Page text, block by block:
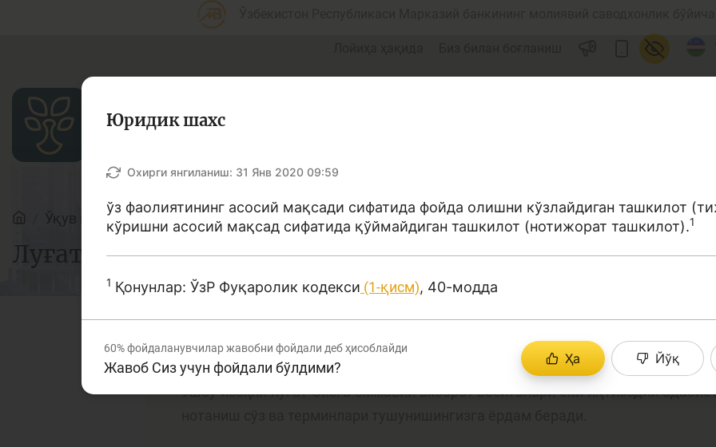
Мақолалар
Банк агентлари учун Пул Ислом молияси
Депозит (омонатлар) Кредит Бюджет
Ўқув қўлланмалар Луғат
Луғат
Ушбу луғатда банк ва молия соҳасига оид терминларнинг аниқ
Ушбу изоҳли луғат Сизга оммавий ахборот воситалари ёки иқтисодий
Юридик шахс
Охирги янгиланиш: 31 Янв 2020 09:59
ўз фаолиятининг асосий мақсади сифатида фойда олишни кўзлайдиган ташкилот
кўришни асосий мақсад сифатида қўймайдиган ташкилот (нотижорат ташкилот).1
1 Қонунлар: ЎзР Фуқаролик кодекси (1-қисм), 40-модда
60%фойдаланувчилар жавобни фойдали деб ҳисоблайди
Жавоб Сиз учун фойдали бўлдими?
Ҳа Йўқ